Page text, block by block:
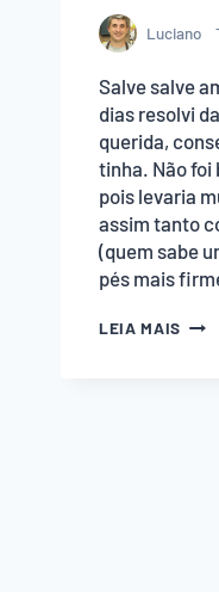
Luciano
Salve salve
dias resolvi
querida,
tinha. Não foi
pois levaria
assim tanto
(quem sabe
pés mais
LEIA MAIS COMO